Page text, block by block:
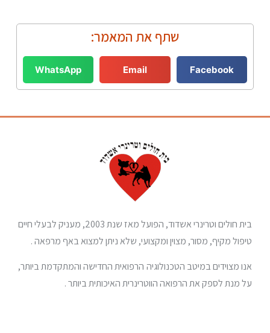
שתף את המאמר:
Facebook
Email
WhatsApp
בית חולים וטרינרי אשדוד, הפועל מאז שנת 2003, מעניק לבעלי חיים
טיפול מקיף, מסור, מצוין ומקצועי, שלא ניתן למצוא באף מרפאה .
אנו מצוידים במיטב הטכנולוגיה הרפואית החדישה והמתקדמת ביותר,
על מנת לספק את הרפואה הווטרינרית האיכותית ביותר .